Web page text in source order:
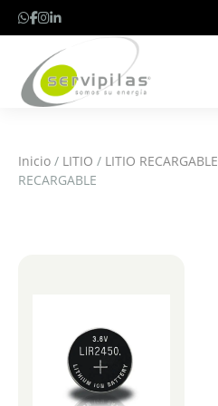
Inicio / LITIO / LITIO RECARGABLE
RECARGABLE